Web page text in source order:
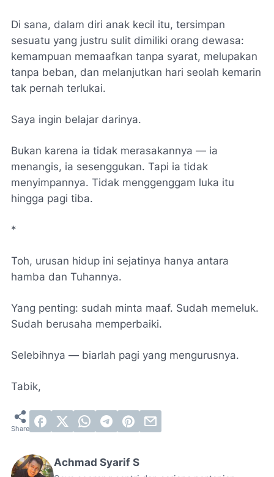
Di sana, dalam diri anak kecil itu, tersimpan
sesuatu yang justru sulit dimiliki orang dewasa:
kemampuan memaafkan tanpa syarat, melupakan
tanpa beban, dan melanjutkan hari seolah kemarin
tak pernah terlukai.
Saya ingin belajar darinya.
Bukan karena ia tidak merasakannya — ia
menangis, ia sesenggukan. Tapi ia tidak
menyimpannya. Tidak menggenggam luka itu
hingga pagi tiba.
*
Toh, urusan hidup ini sejatinya hanya antara
hamba dan Tuhannya.
Yang penting: sudah minta maaf. Sudah memeluk.
Sudah berusaha memperbaiki.
Selebihnya — biarlah pagi yang mengurusnya.
Tabik,
Achmad Syarif S